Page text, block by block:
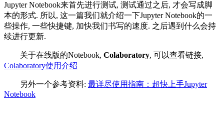
Jupyter Notebook来首先进行测试, 测试通过之后, 才会写成脚
本的形式. 所以, 这一篇我们就介绍一下Jupyter Notebook的一
些操作, 一些快捷键, 加快我们书写的速度. 之后遇到什么会持
续进行更新.
关于在线版的Notebook, Colaboratory, 可以查看链接,
Colaboratory使用介绍
另外一个参考资料: 最详尽使用指南：超快上手Jupyter
Notebook